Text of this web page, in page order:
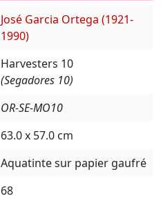
José Garcia Ortega (1921-
1990)
Harvesters 10
(Segadores 10)
OR-SE-MO10
63.0 x 57.0 cm
Aquatinte sur papier gaufré
68